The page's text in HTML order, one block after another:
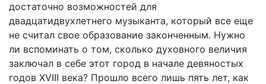
достаточно возможностей для
двадцатидвухлетнего музыканта, который все еще
не считал свое образование законченным. Нужно
ли вспоминать о том, сколько духовного величия
заключал в себе этот город в начале девяностых
годов XVIII века? Прошло всего лишь пять лет, как